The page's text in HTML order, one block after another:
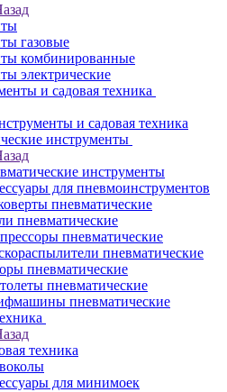
газовые
комбинированные
электрические
и садовая техника
и садовая техника
инструменты
инструменты
для пневмоинструментов
пневматические
пневматические
пневматические
пневматические
пневматические
пневматические
пневматические
техника
для минимоек